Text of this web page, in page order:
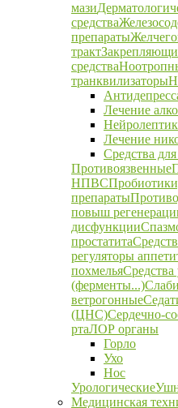
мази
средства
препараты
тракт
средства
транквилизаторы
Лечение
Нейролептик
Лечение
Средства
Противоязвенные
НПВС
препараты
повыш
дисфункции
простатита
регуляторы
похмелья
(ферменты...)
ветрогонные
(ЦНС)Сердечно-
ртаЛОР органы
Горло
Ухо
Нос
Урологические
Медицинская